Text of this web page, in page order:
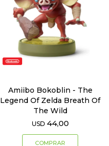
Amiibo Bokoblin - The
Legend Of Zelda Breath Of
The Wild
USD 44,00